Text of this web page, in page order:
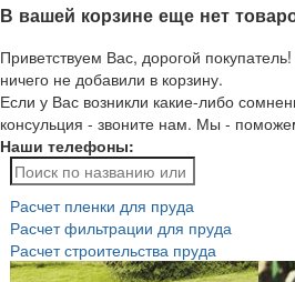
В вашей корзине еще нет
Приветствуем Вас, дорогой
ничего не добавили в корзину.
Если у Вас возникли какие-либо
консульция - звоните нам. Мы -
Наши телефоны:
Расчет пленки для пруда
Расчет фильтрации для пруда
Расчет строительства пруда